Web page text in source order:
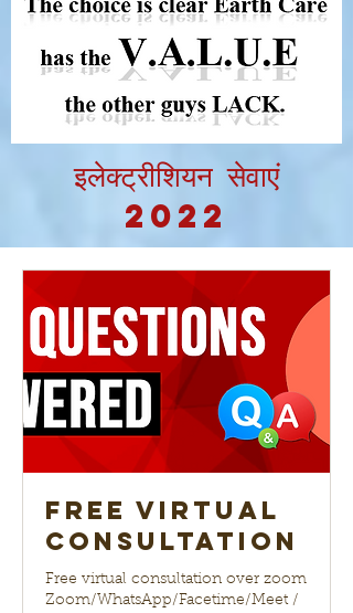
इलेक्ट्रीशियन सेवाएं
2022
Free Virtual
Consultation
Free virtual consultation over zoom
Zoom/WhatsApp/Facetime/Meet /